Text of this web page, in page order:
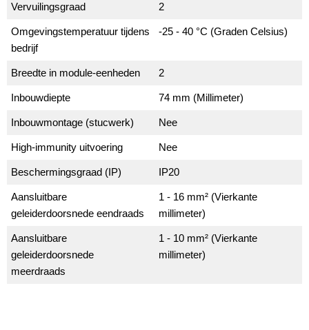
Vervuilingsgraad 2
Omgevingstemperatuur tijdens
bedrijf
-25 - 40 °C (Graden Celsius)
Breedte in module-eenheden 2
Inbouwdiepte 74 mm (Millimeter)
Inbouwmontage (stucwerk) Nee
High-immunity uitvoering Nee
Beschermingsgraad (IP) IP20
Aansluitbare
geleiderdoorsnede eendraads
1 - 16 mm² (Vierkante
millimeter)
Aansluitbare
geleiderdoorsnede
meerdraads
1 - 10 mm² (Vierkante
millimeter)